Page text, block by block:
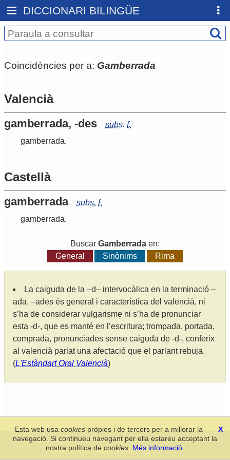
DICCIONARI BILINGÜE
Coincidències per a: Gamberrada
Valencià
gamberrada, -des subs. f.
gamberrada.
Castellà
gamberrada subs. f.
gamberrada.
Buscar Gamberrada en:
General
Sinònims Rima
La caiguda de la –d– intervocàlica en la terminació –
ada, –ades és general i característica del valencià, ni
s’ha de considerar vulgarisme ni s’ha de pronunciar
esta -d-, que es manté en l’escritura; trompada, portada,
comprada, pronunciades sense caiguda de -d-, conferix
al valencià parlat una afectació que el parlant rebuja.
(L'Estàndart Oral Valencià)
Secció de Llengua i Lliteratura Valencianes-Real Acadèmia de
Cultura Valenciana-Política de privacitat
X
Esta web usacookies pròpies i de tercers per a millorar la
navegació. Si continueu navegant per ella estareu acceptant la
nostra política de cookies Més informació